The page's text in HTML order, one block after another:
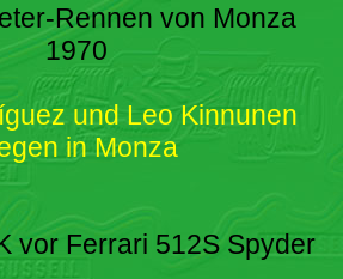
Rennen von Monza
1970
und Leo Kinnunen
in Monza
vor Ferrari 512S Spyder